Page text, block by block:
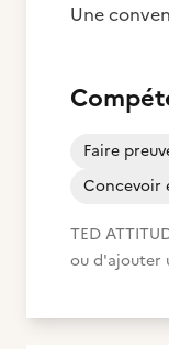
Une
Faire
Concevoir
TED
ou d'ajouter